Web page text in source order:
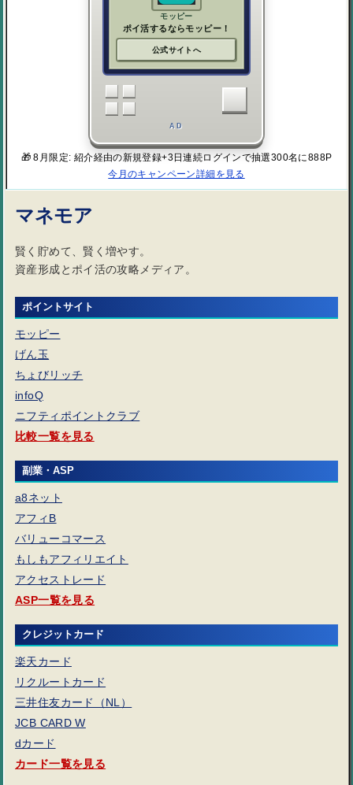
モッピー
ポイ活するならモッピー！
公式サイトへ
AD
🎁 8月限定: 紹介経由の新規登録+3日連続ログインで抽選300名に888P
今月のキャンペーン詳細を見る
マネモア
賢く貯めて、賢く増やす。
資産形成とポイ活の攻略メディア。
ポイントサイト
モッピー
げん玉
ちょびリッチ
infoQ
ニフティポイントクラブ
比較一覧を見る
副業・ASP
a8ネット
アフィB
バリューコマース
もしもアフィリエイト
アクセストレード
ASP一覧を見る
クレジットカード
楽天カード
リクルートカード
三井住友カード（NL）
JCB CARD W
dカード
カード一覧を見る